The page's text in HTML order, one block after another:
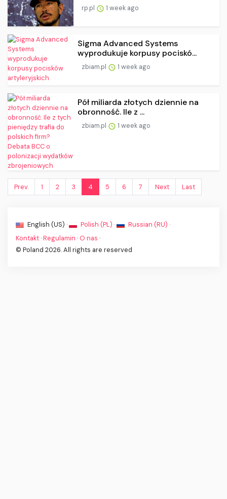
rp.pl 1 week ago
Sigma Advanced Systems
wyprodukuje korpusy pociskó...
zbiam.pl 1 week ago
Pół miliarda złotych dziennie na
obronność. Ile z ...
zbiam.pl 1 week ago
Prev. 1 2 3 4 5 6 7 Next Last
English (US) · Polish (PL) ·
Russian (RU) ·
Kontakt ·Regulamin · O nas ·
© Poland 2026. All rights are reserved